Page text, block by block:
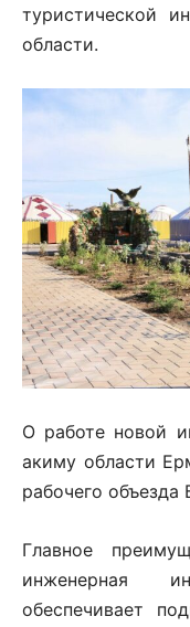
туристической
области.
О работе новой
акиму области
рабочего объезда
Главное
инженерная
обеспечивает